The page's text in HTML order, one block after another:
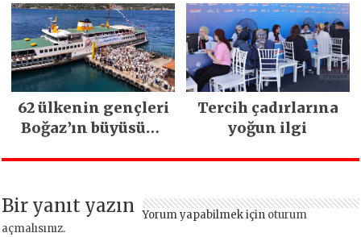
heyelan sonrası
kritik uyarı
edildi
62 ülkenin gençleri
Boğaz’ın büyüsüne
Tercih çadırlarına
yoğun ilgi
Bir yanıt yazın Yorum yapabilmek için oturum
açmalısınız.